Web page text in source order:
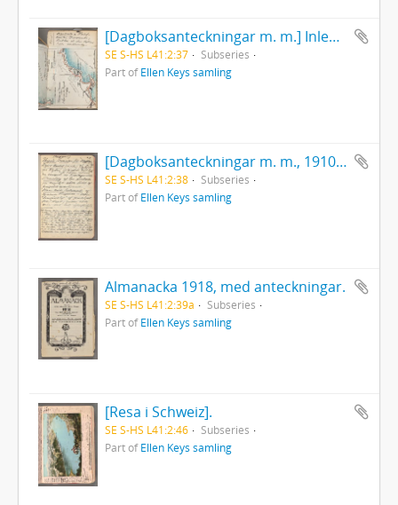
[Dagboksanteckningar m. m.] Inledning: "Vägen från Geneve till Nizza... " [1909].
SE S-HS L41:2:37
Subseries
Part ofEllen Keys samling
[Dagboksanteckningar m. m., 1910]. Pärmanteckning: "Här som i de tidigare har jag under dessa resetider mäst skrifvit upp endast de böcker, jag lånat och läst, icke alla mina egna, som jag småningom fått och läst".
SE S-HS L41:2:38
Subseries
Part ofEllen Keys samling
Almanacka 1918, med anteckningar.
SE S-HS L41:2:39a
Subseries
Part ofEllen Keys samling
[Resa i Schweiz].
SE S-HS L41:2:46
Subseries
Part ofEllen Keys samling